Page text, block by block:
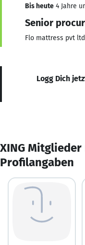
Bis heute 4 Jahre
Senior
Flo mattress pvt ltd
Logg Dich
XING
Profilangaben